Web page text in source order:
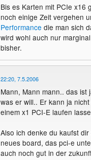
Bis es Karten mit PCIe x16
noch einige Zeit vergehen
Performance die man sich
wird wohl auch nur
bisher.
22:20, 7.5.2006
Mann, Mann mann.. das ist
was er will.. Er kann ja
einem x1 PCI-E laufen
Also ich denke du kaufst
neues board, das pci-e
auch noch gut in der